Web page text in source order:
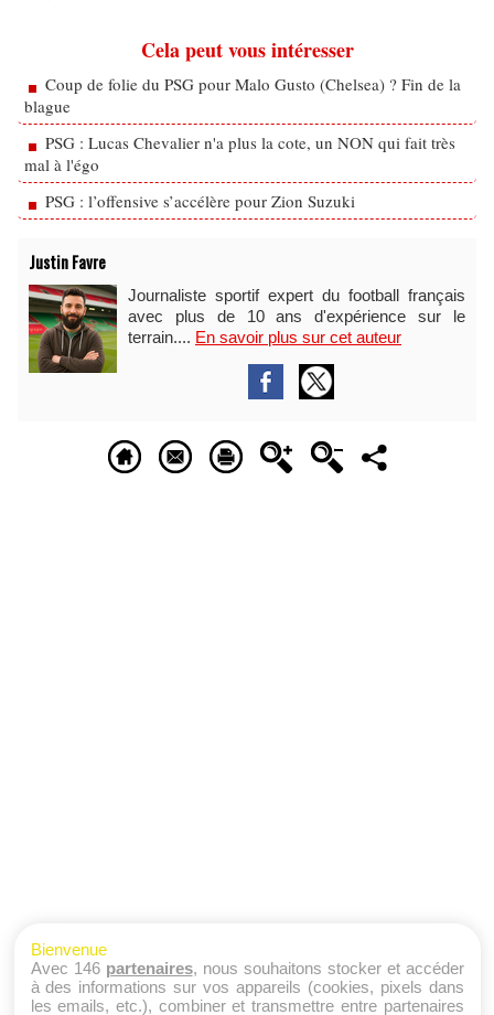
Cela peut vous intéresser
Coup de folie du PSG pour Malo Gusto (Chelsea) ? Fin de la
blague
PSG : Lucas Chevalier n'a plus la cote, un NON qui fait très
mal à l'égo
PSG : l’offensive s’accélère pour Zion Suzuki
Justin Favre
Journaliste sportif expert du football français
avec plus de 10 ans d'expérience sur le
terrain.... En savoir plus sur cet auteur
Bienvenue
Avec 146 partenaires, nous souhaitons stocker et accéder
à des informations sur vos appareils (cookies, pixels dans
les emails, etc.), combiner et transmettre entre partenaires